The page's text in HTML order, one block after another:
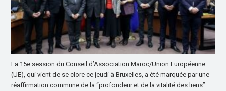
La 15e session du Conseil d’Association Maroc/Union Européenne
(UE), qui vient de se clore ce jeudi à Bruxelles, a été marquée par une
réaffirmation commune de la “profondeur et de la vitalité des liens”